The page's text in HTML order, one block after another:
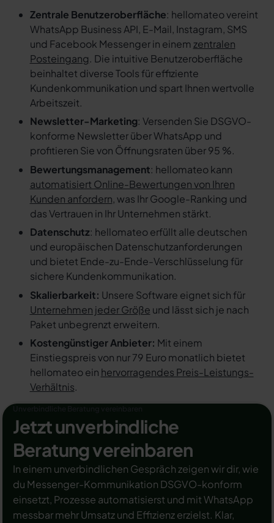
Zentrale Benutzeroberfläche: hellomateo vereint
WhatsApp Business API, E-Mail, Instagram, SMS
und Facebook Messenger in einem zentralen
Posteingang. Die intuitive Benutzeroberfläche
beinhaltet diverse Tools für effiziente
Kundenkommunikation und spart Ihnen wertvolle
Arbeitszeit.
Newsletter-Marketing: Versenden Sie DSGVO-
konforme Newsletter über WhatsApp und
profitieren Sie von Öffnungsraten über 95 %.
Bewertungsmanagement: hellomateo kann
automatisiert Online-Bewertungen von Ihren
Kunden anfordern, was Ihr Google-Ranking und
das Vertrauen in Ihr Unternehmen stärkt.
Datenschutz: hellomateo erfüllt alle deutschen
und europäischen Datenschutzanforderungen
und bietet Ende-zu-Ende-Verschlüsselung für
sichere Kundenkommunikation.
Skalierbarkeit: Unsere Software eignet sich für
Unternehmen jeder Größe und lässt sich je nach
Paket unbegrenzt erweitern.
Kostengünstiger Anbieter: Mit einem
Einstiegspreis von nur 79 Euro monatlich bietet
hellomateo ein hervorragendes Preis-Leistungs-
Verhältnis.
Jetzt unverbindliche
Beratung vereinbaren
In einem unverbindlichen Gespräch zeigen wir dir, wie
du Messenger-Kommunikation DSGVO-konform
einsetzt, Prozesse automatisierst und mit WhatsApp
messbar mehr Umsatz und Effizienz erzielst. Klar,